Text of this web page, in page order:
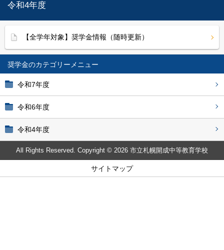
奨学金
令和7年度
令和6年度
令和4年度
令和4年度
【全学年対象】奨学金情報（随時更新）
All Rights Reserved. Copyright © 2026 市立札幌開成中等教育学校
サイトマップ